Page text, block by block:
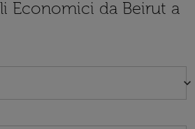
Economici da Beirut a
keyboard_arrow_down